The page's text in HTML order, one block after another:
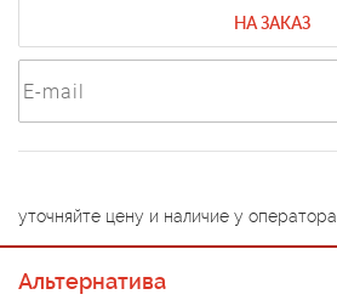
НА ЗАКАЗ
уточняйте цену и наличие у оператора
Альтернатива